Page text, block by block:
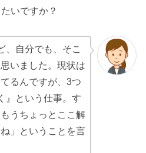
いですか？
、自分でも、そこ
いました。現状は
るんですが、3つ
』という仕事。す
うちょっとここ解
」ということを言